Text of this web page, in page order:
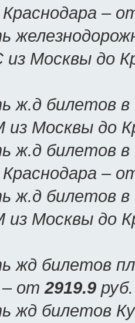
–
из Москвы до
ж.д билетов в
из Москвы до
ж.д билетов в
–
ж.д билетов в
из Москвы до
жд билетов
– от2919.9 руб.
жд билетов